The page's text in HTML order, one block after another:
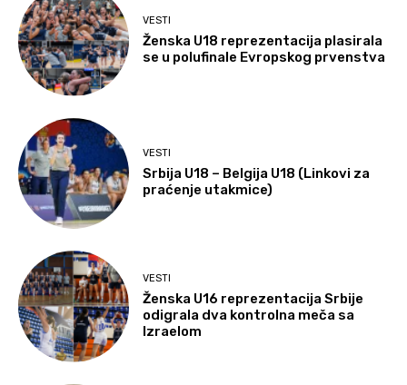
VESTI
Ženska U18 reprezentacija plasirala
se u polufinale Evropskog prvenstva
VESTI
Srbija U18 – Belgija U18 (Linkovi za
praćenje utakmice)
VESTI
Ženska U16 reprezentacija Srbije
odigrala dva kontrolna meča sa
Izraelom